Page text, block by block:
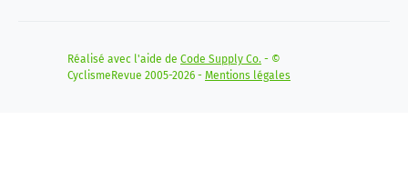
Réalisé avec l'aide de Code Supply Co. - ©
CyclismeRevue 2005-2026 - Mentions légales